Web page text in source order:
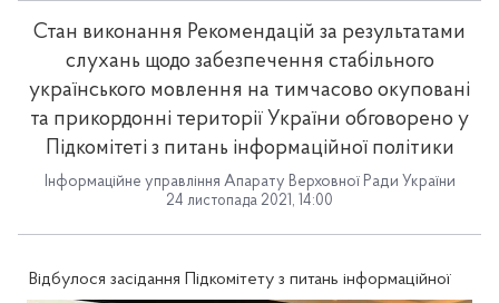
Стан виконання Рекомендацій за результатами
слухань щодо забезпечення стабільного
українського мовлення на тимчасово окуповані
та прикордонні території України обговорено у
Підкомітеті з питань інформаційної політики
Інформаційне управління Апарату Верховної Ради України
24 листопада 2021, 14:00
Відбулося засідання Підкомітету з питань інформаційної